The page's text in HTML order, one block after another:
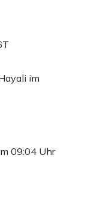
im
09:04 Uhr